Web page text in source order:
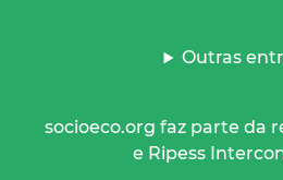
Outras
socioeco.org faz parte da
e Ripess